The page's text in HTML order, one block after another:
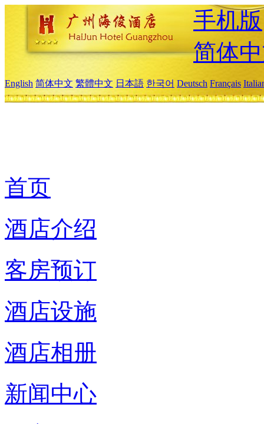
手机版
简体
English 简体中文 繁體中文 日本語 한국어 Deutsch Français
首页
酒店介绍
客房预订
酒店设施
酒店相册
新闻中心